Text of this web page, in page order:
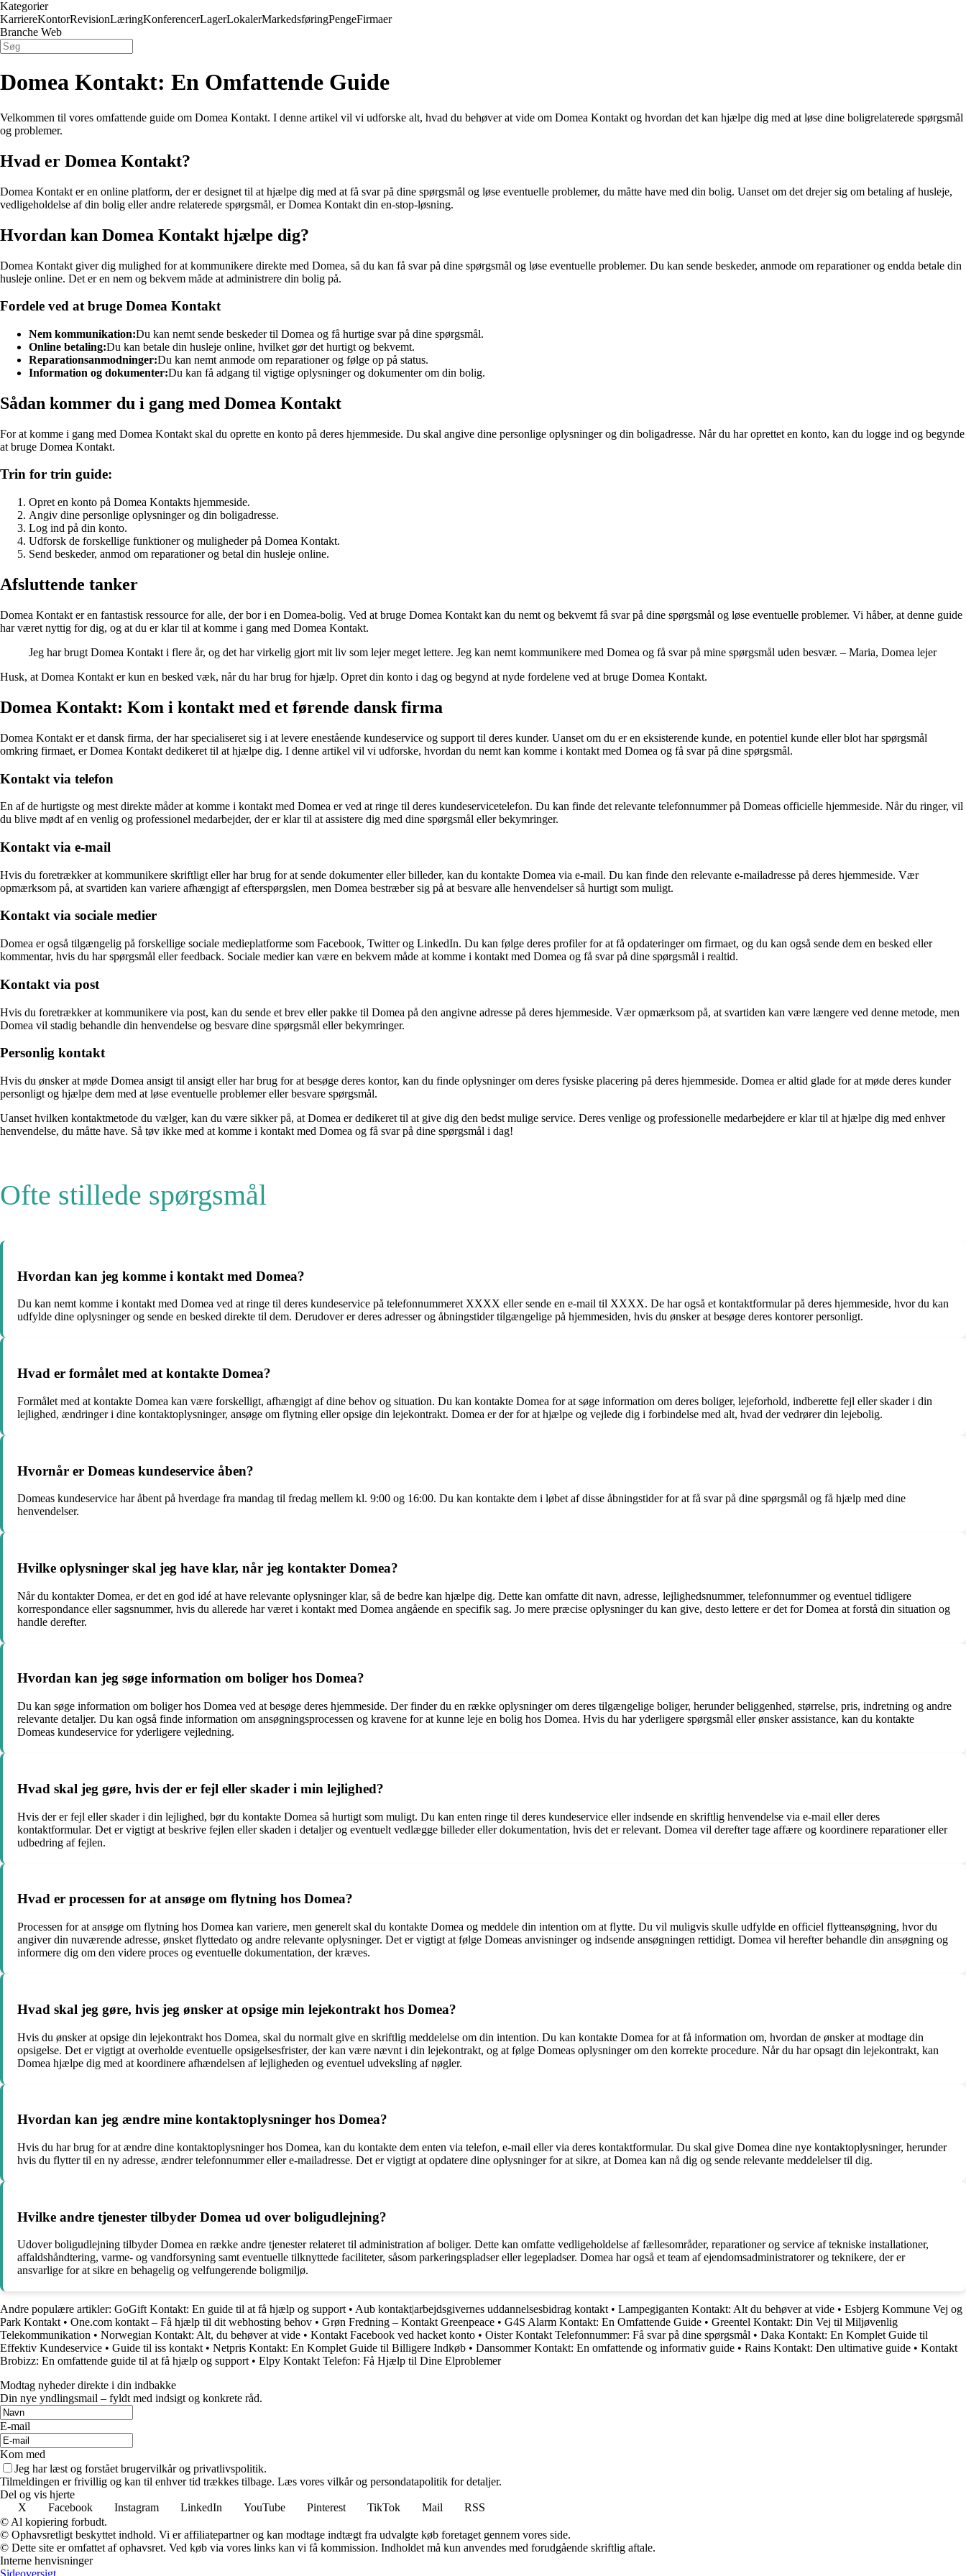
Kategorier
KarriereKontorRevisionLæringKonferencerLagerLokalerMarkedsføringPengeFirmaer
Branche Web
Domea Kontakt: En Omfattende Guide
Velkommen til vores omfattende guide om Domea Kontakt. I denne artikel vil vi udforske alt, hvad du behøver at vide om Domea Kontakt og hvordan det kan hjælpe dig med at løse dine boligrelaterede spørgsmål
og problemer.
Hvad er Domea Kontakt?
Domea Kontakt er en online platform, der er designet til at hjælpe dig med at få svar på dine spørgsmål og løse eventuelle problemer, du måtte have med din bolig. Uanset om det drejer sig om betaling af husleje,
vedligeholdelse af din bolig eller andre relaterede spørgsmål, er Domea Kontakt din en-stop-løsning.
Hvordan kan Domea Kontakt hjælpe dig?
Domea Kontakt giver dig mulighed for at kommunikere direkte med Domea, så du kan få svar på dine spørgsmål og løse eventuelle problemer. Du kan sende beskeder, anmode om reparationer og endda betale din
husleje online. Det er en nem og bekvem måde at administrere din bolig på.
Fordele ved at bruge Domea Kontakt
Nem kommunikation:Du kan nemt sende beskeder til Domea og få hurtige svar på dine spørgsmål.
Online betaling:Du kan betale din husleje online, hvilket gør det hurtigt og bekvemt.
Reparationsanmodninger:Du kan nemt anmode om reparationer og følge op på status.
Information og dokumenter:Du kan få adgang til vigtige oplysninger og dokumenter om din bolig.
Sådan kommer du i gang med Domea Kontakt
For at komme i gang med Domea Kontakt skal du oprette en konto på deres hjemmeside. Du skal angive dine personlige oplysninger og din boligadresse. Når du har oprettet en konto, kan du logge ind og begynde
at bruge Domea Kontakt.
Trin for trin guide:
Opret en konto på Domea Kontakts hjemmeside.
Angiv dine personlige oplysninger og din boligadresse.
Log ind på din konto.
Udforsk de forskellige funktioner og muligheder på Domea Kontakt.
Send beskeder, anmod om reparationer og betal din husleje online.
Afsluttende tanker
Domea Kontakt er en fantastisk ressource for alle, der bor i en Domea-bolig. Ved at bruge Domea Kontakt kan du nemt og bekvemt få svar på dine spørgsmål og løse eventuelle problemer. Vi håber, at denne guide
har været nyttig for dig, og at du er klar til at komme i gang med Domea Kontakt.
Jeg har brugt Domea Kontakt i flere år, og det har virkelig gjort mit liv som lejer meget lettere. Jeg kan nemt kommunikere med Domea og få svar på mine spørgsmål uden besvær. – Maria, Domea lejer
Husk, at Domea Kontakt er kun en besked væk, når du har brug for hjælp. Opret din konto i dag og begynd at nyde fordelene ved at bruge Domea Kontakt.
Domea Kontakt: Kom i kontakt med et førende dansk firma
Domea Kontakt er et dansk firma, der har specialiseret sig i at levere enestående kundeservice og support til deres kunder. Uanset om du er en eksisterende kunde, en potentiel kunde eller blot har spørgsmål
omkring firmaet, er Domea Kontakt dedikeret til at hjælpe dig. I denne artikel vil vi udforske, hvordan du nemt kan komme i kontakt med Domea og få svar på dine spørgsmål.
Kontakt via telefon
En af de hurtigste og mest direkte måder at komme i kontakt med Domea er ved at ringe til deres kundeservicetelefon. Du kan finde det relevante telefonnummer på Domeas officielle hjemmeside. Når du ringer, vil
du blive mødt af en venlig og professionel medarbejder, der er klar til at assistere dig med dine spørgsmål eller bekymringer.
Kontakt via e-mail
Hvis du foretrækker at kommunikere skriftligt eller har brug for at sende dokumenter eller billeder, kan du kontakte Domea via e-mail. Du kan finde den relevante e-mailadresse på deres hjemmeside. Vær
opmærksom på, at svartiden kan variere afhængigt af efterspørgslen, men Domea bestræber sig på at besvare alle henvendelser så hurtigt som muligt.
Kontakt via sociale medier
Domea er også tilgængelig på forskellige sociale medieplatforme som Facebook, Twitter og LinkedIn. Du kan følge deres profiler for at få opdateringer om firmaet, og du kan også sende dem en besked eller
kommentar, hvis du har spørgsmål eller feedback. Sociale medier kan være en bekvem måde at komme i kontakt med Domea og få svar på dine spørgsmål i realtid.
Kontakt via post
Hvis du foretrækker at kommunikere via post, kan du sende et brev eller pakke til Domea på den angivne adresse på deres hjemmeside. Vær opmærksom på, at svartiden kan være længere ved denne metode, men
Domea vil stadig behandle din henvendelse og besvare dine spørgsmål eller bekymringer.
Personlig kontakt
Hvis du ønsker at møde Domea ansigt til ansigt eller har brug for at besøge deres kontor, kan du finde oplysninger om deres fysiske placering på deres hjemmeside. Domea er altid glade for at møde deres kunder
personligt og hjælpe dem med at løse eventuelle problemer eller besvare spørgsmål.
Uanset hvilken kontaktmetode du vælger, kan du være sikker på, at Domea er dedikeret til at give dig den bedst mulige service. Deres venlige og professionelle medarbejdere er klar til at hjælpe dig med enhver
henvendelse, du måtte have. Så tøv ikke med at komme i kontakt med Domea og få svar på dine spørgsmål i dag!
Ofte stillede spørgsmål
Hvordan kan jeg komme i kontakt med Domea?
Du kan nemt komme i kontakt med Domea ved at ringe til deres kundeservice på telefonnummeret XXXX eller sende en e-mail til XXXX. De har også et kontaktformular på deres hjemmeside, hvor du kan
udfylde dine oplysninger og sende en besked direkte til dem. Derudover er deres adresser og åbningstider tilgængelige på hjemmesiden, hvis du ønsker at besøge deres kontorer personligt.
Hvad er formålet med at kontakte Domea?
Formålet med at kontakte Domea kan være forskelligt, afhængigt af dine behov og situation. Du kan kontakte Domea for at søge information om deres boliger, lejeforhold, indberette fejl eller skader i din
lejlighed, ændringer i dine kontaktoplysninger, ansøge om flytning eller opsige din lejekontrakt. Domea er der for at hjælpe og vejlede dig i forbindelse med alt, hvad der vedrører din lejebolig.
Hvornår er Domeas kundeservice åben?
Domeas kundeservice har åbent på hverdage fra mandag til fredag mellem kl. 9:00 og 16:00. Du kan kontakte dem i løbet af disse åbningstider for at få svar på dine spørgsmål og få hjælp med dine
henvendelser.
Hvilke oplysninger skal jeg have klar, når jeg kontakter Domea?
Når du kontakter Domea, er det en god idé at have relevante oplysninger klar, så de bedre kan hjælpe dig. Dette kan omfatte dit navn, adresse, lejlighedsnummer, telefonnummer og eventuel tidligere
korrespondance eller sagsnummer, hvis du allerede har været i kontakt med Domea angående en specifik sag. Jo mere præcise oplysninger du kan give, desto lettere er det for Domea at forstå din situation og
handle derefter.
Hvordan kan jeg søge information om boliger hos Domea?
Du kan søge information om boliger hos Domea ved at besøge deres hjemmeside. Der finder du en række oplysninger om deres tilgængelige boliger, herunder beliggenhed, størrelse, pris, indretning og andre
relevante detaljer. Du kan også finde information om ansøgningsprocessen og kravene for at kunne leje en bolig hos Domea. Hvis du har yderligere spørgsmål eller ønsker assistance, kan du kontakte
Domeas kundeservice for yderligere vejledning.
Hvad skal jeg gøre, hvis der er fejl eller skader i min lejlighed?
Hvis der er fejl eller skader i din lejlighed, bør du kontakte Domea så hurtigt som muligt. Du kan enten ringe til deres kundeservice eller indsende en skriftlig henvendelse via e-mail eller deres
kontaktformular. Det er vigtigt at beskrive fejlen eller skaden i detaljer og eventuelt vedlægge billeder eller dokumentation, hvis det er relevant. Domea vil derefter tage affære og koordinere reparationer eller
udbedring af fejlen.
Hvad er processen for at ansøge om flytning hos Domea?
Processen for at ansøge om flytning hos Domea kan variere, men generelt skal du kontakte Domea og meddele din intention om at flytte. Du vil muligvis skulle udfylde en officiel flytteansøgning, hvor du
angiver din nuværende adresse, ønsket flyttedato og andre relevante oplysninger. Det er vigtigt at følge Domeas anvisninger og indsende ansøgningen rettidigt. Domea vil herefter behandle din ansøgning og
informere dig om den videre proces og eventuelle dokumentation, der kræves.
Hvad skal jeg gøre, hvis jeg ønsker at opsige min lejekontrakt hos Domea?
Hvis du ønsker at opsige din lejekontrakt hos Domea, skal du normalt give en skriftlig meddelelse om din intention. Du kan kontakte Domea for at få information om, hvordan de ønsker at modtage din
opsigelse. Det er vigtigt at overholde eventuelle opsigelsesfrister, der kan være nævnt i din lejekontrakt, og at følge Domeas oplysninger om den korrekte procedure. Når du har opsagt din lejekontrakt, kan
Domea hjælpe dig med at koordinere afhændelsen af lejligheden og eventuel udveksling af nøgler.
Hvordan kan jeg ændre mine kontaktoplysninger hos Domea?
Hvis du har brug for at ændre dine kontaktoplysninger hos Domea, kan du kontakte dem enten via telefon, e-mail eller via deres kontaktformular. Du skal give Domea dine nye kontaktoplysninger, herunder
hvis du flytter til en ny adresse, ændrer telefonnummer eller e-mailadresse. Det er vigtigt at opdatere dine oplysninger for at sikre, at Domea kan nå dig og sende relevante meddelelser til dig.
Hvilke andre tjenester tilbyder Domea ud over boligudlejning?
Udover boligudlejning tilbyder Domea en række andre tjenester relateret til administration af boliger. Dette kan omfatte vedligeholdelse af fællesområder, reparationer og service af tekniske installationer,
affaldshåndtering, varme- og vandforsyning samt eventuelle tilknyttede faciliteter, såsom parkeringspladser eller legepladser. Domea har også et team af ejendomsadministratorer og teknikere, der er
ansvarlige for at sikre en behagelig og velfungerende boligmiljø.
Andre populære artikler: GoGift Kontakt: En guide til at få hjælp og support • Aub kontakt|arbejdsgivernes uddannelsesbidrag kontakt • Lampegiganten Kontakt: Alt du behøver at vide • Esbjerg Kommune Vej og
Park Kontakt • One.com kontakt – Få hjælp til dit webhosting behov • Grøn Fredning – Kontakt Greenpeace • G4S Alarm Kontakt: En Omfattende Guide • Greentel Kontakt: Din Vej til Miljøvenlig
Telekommunikation • Norwegian Kontakt: Alt, du behøver at vide • Kontakt Facebook ved hacket konto • Oister Kontakt Telefonnummer: Få svar på dine spørgsmål • Daka Kontakt: En Komplet Guide til
Effektiv Kundeservice • Guide til iss kontakt • Netpris Kontakt: En Komplet Guide til Billigere Indkøb • Dansommer Kontakt: En omfattende og informativ guide • Rains Kontakt: Den ultimative guide • Kontakt
Brobizz: En omfattende guide til at få hjælp og support • Elpy Kontakt Telefon: Få Hjælp til Dine Elproblemer
Modtag nyheder direkte i din indbakke
Din nye yndlingsmail – fyldt med indsigt og konkrete råd.
E-mail
Kom med
Jeg har læst og forstået brugervilkår og privatlivspolitik.
Tilmeldingen er frivillig og kan til enhver tid trækkes tilbage. Læs vores vilkår og persondatapolitik for detaljer.
Del og vis hjerte
X
Facebook Instagram LinkedIn YouTube Pinterest TikTok Mail
RSS
© Al kopiering forbudt.
© Ophavsretligt beskyttet indhold. Vi er affiliatepartner og kan modtage indtægt fra udvalgte køb foretaget gennem vores side.
© Dette site er omfattet af ophavsret. Ved køb via vores links kan vi få kommission. Indholdet må kun anvendes med forudgående skriftlig aftale.
Interne henvisninger